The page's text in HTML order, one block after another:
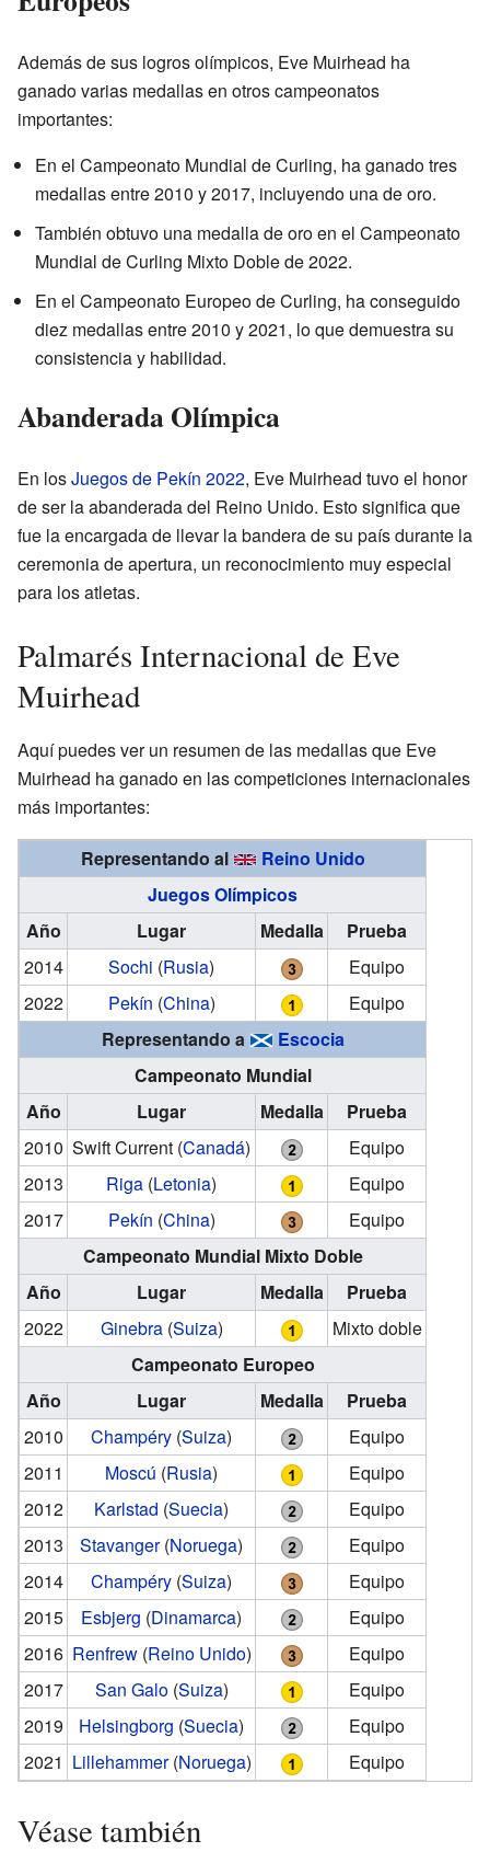
Además de sus logros olímpicos, Eve Muirhead ha
ganado varias medallas en otros campeonatos
importantes:
En el Campeonato Mundial de Curling, ha ganado tres
medallas entre 2010 y 2017, incluyendo una de oro.
También obtuvo una medalla de oro en el Campeonato
Mundial de Curling Mixto Doble de 2022.
En el Campeonato Europeo de Curling, ha conseguido
diez medallas entre 2010 y 2021, lo que demuestra su
consistencia y habilidad.
Abanderada Olímpica
En losJuegos de Pekín 2022, Eve Muirhead tuvo el honor
de ser la abanderada del Reino Unido. Esto significa que
fue la encargada de llevar la bandera de su país durante la
ceremonia de apertura, un reconocimiento muy especial
para los atletas.
Palmarés Internacional de Eve
Muirhead
Aquí puedes ver un resumen de las medallas que Eve
Muirhead ha ganado en las competiciones internacionales
más importantes:
Representando al
Reino Unido
Juegos Olímpicos
Año
Lugar Medalla
Prueba
2014
Sochi (Rusia)
Equipo
2022
Pekín (China)
Equipo
Representando a
Escocia
Campeonato Mundial
Año
Lugar Medalla
Prueba
2010 Swift Current (Canadá)
Equipo
2013
Riga (Letonia)
Equipo
2017
Pekín (China)
Equipo
Campeonato Mundial Mixto Doble
Año
Lugar Medalla
Prueba
2022
Ginebra (Suiza)
Mixto doble
Campeonato Europeo
Año
Lugar Medalla
Prueba
2010
Champéry (Suiza)
Equipo
2011
Moscú (Rusia)
Equipo
2012
Karlstad (Suecia)
Equipo
2013
Stavanger (Noruega)
Equipo
2014
Champéry (Suiza)
Equipo
2015
Esbjerg (Dinamarca)
Equipo
2016 Renfrew (Reino Unido)
Equipo
2017
San Galo (Suiza)
Equipo
2019
Helsingborg (Suecia)
Equipo
2021 Lillehammer (Noruega) Equipo
Véase también